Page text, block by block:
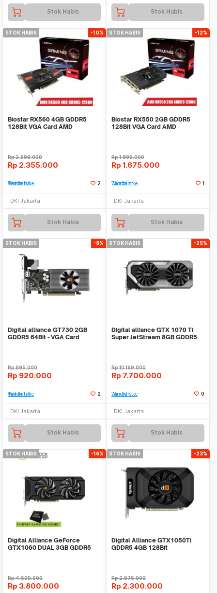
Stok Habis Stok Habis
STOK HABIS -10%
Biostar RX560 4GB GDDR5
128Bit VGA Card AMD
Rp2.599.000
Rp 2.355.000
Tambah ke Watchlist 2
DKI Jakarta
Stok Habis
STOK HABIS -12%
Biostar RX550 2GB GDDR5
128Bit VGA Card AMD
Rp1.899.000
Rp 1.675.000
Tambah ke Watchlist 1
DKI Jakarta
Stok Habis
STOK HABIS -8%
Digital alliance GT730 2GB
GDDR5 64Bit - VGA Card
Rp995.000
Rp 920.000
Tambah ke Watchlist 2
DKI Jakarta
Stok Habis
STOK HABIS -25%
Digital alliance GTX 1070 Ti
Super JetStream 8GB GDDR5
Rp10.199.000
Rp 7.700.000
Tambah ke Watchlist 0
DKI Jakarta
Stok Habis
STOK HABIS -16%
Digital Alliance GeForce
GTX1060 DUAL 3GB GDDR5
Rp4.500.000
Rp 3.800.000
STOK HABIS -23%
Digital Alliance GTX1050Ti
GDDR5 4GB 128Bit
Rp2.975.000
Rp 2.300.000